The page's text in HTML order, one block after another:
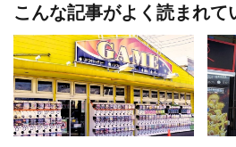
こんな記事がよく読まれて